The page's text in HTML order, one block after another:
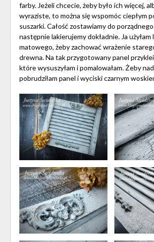
farby. Jeżeli chcecie, żeby było ich więcej,
wyraziste, to można się wspomóc ciepłym
suszarki. Całość zostawiamy do
następnie lakierujemy dokładnie. Ja użyłam
matowego, żeby zachować wrażenie
drewna. Na tak przygotowany panel
które wysuszyłam i pomalowałam. Żeby
pobrudziłam panel i wyciski czarnym